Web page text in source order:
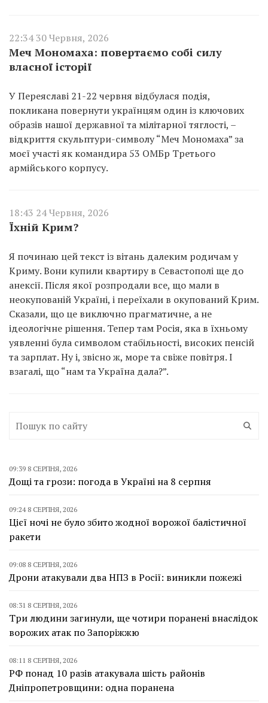
22:34 30 Червня, 2026
Меч Мономаха: повертаємо собі силу
власної історії
У Переяславі 21-22 червня відбулася подія,
покликана повернути українцям один із ключових
образів нашої державної та мілітарної тяглості, –
відкриття скульптури-символу “Меч Мономаха” за
моєї участі як командира 53 ОМБр Третього
армійського корпусу.
18:43 24 Червня, 2026
Їхній Крим?
Я починаю цей текст із вітань далеким родичам у
Криму. Вони купили квартиру в Севастополі ще до
анексії. Після якої розпродали все, що мали в
неокупованій Україні, і переїхали в окупований Крим.
Сказали, що це виключно прагматичне, а не
ідеологічне рішення. Тепер там Росія, яка в їхньому
уявленні була символом стабільності, високих пенсій
та зарплат. Ну і, звісно ж, море та свіже повітря. І
взагалі, що “нам та Україна дала?”.
09:39 8 СЕРПНЯ, 2026
Дощі та грози: погода в Україні на 8 серпня
09:24 8 СЕРПНЯ, 2026
Цієї ночі не було збито жодної ворожої балістичної
ракети
09:08 8 СЕРПНЯ, 2026
Дрони атакували два НПЗ в Росії: виникли пожежі
08:31 8 СЕРПНЯ, 2026
Три людини загинули, ще чотири поранені внаслідок
ворожих атак по Запоріжжю
08:11 8 СЕРПНЯ, 2026
РФ понад 10 разів атакувала шість районів
Дніпропетровщини: одна поранена